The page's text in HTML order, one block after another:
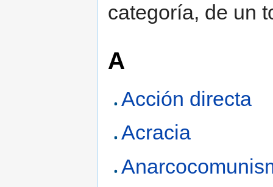
categoría, de un
A
Acción directa
Acracia